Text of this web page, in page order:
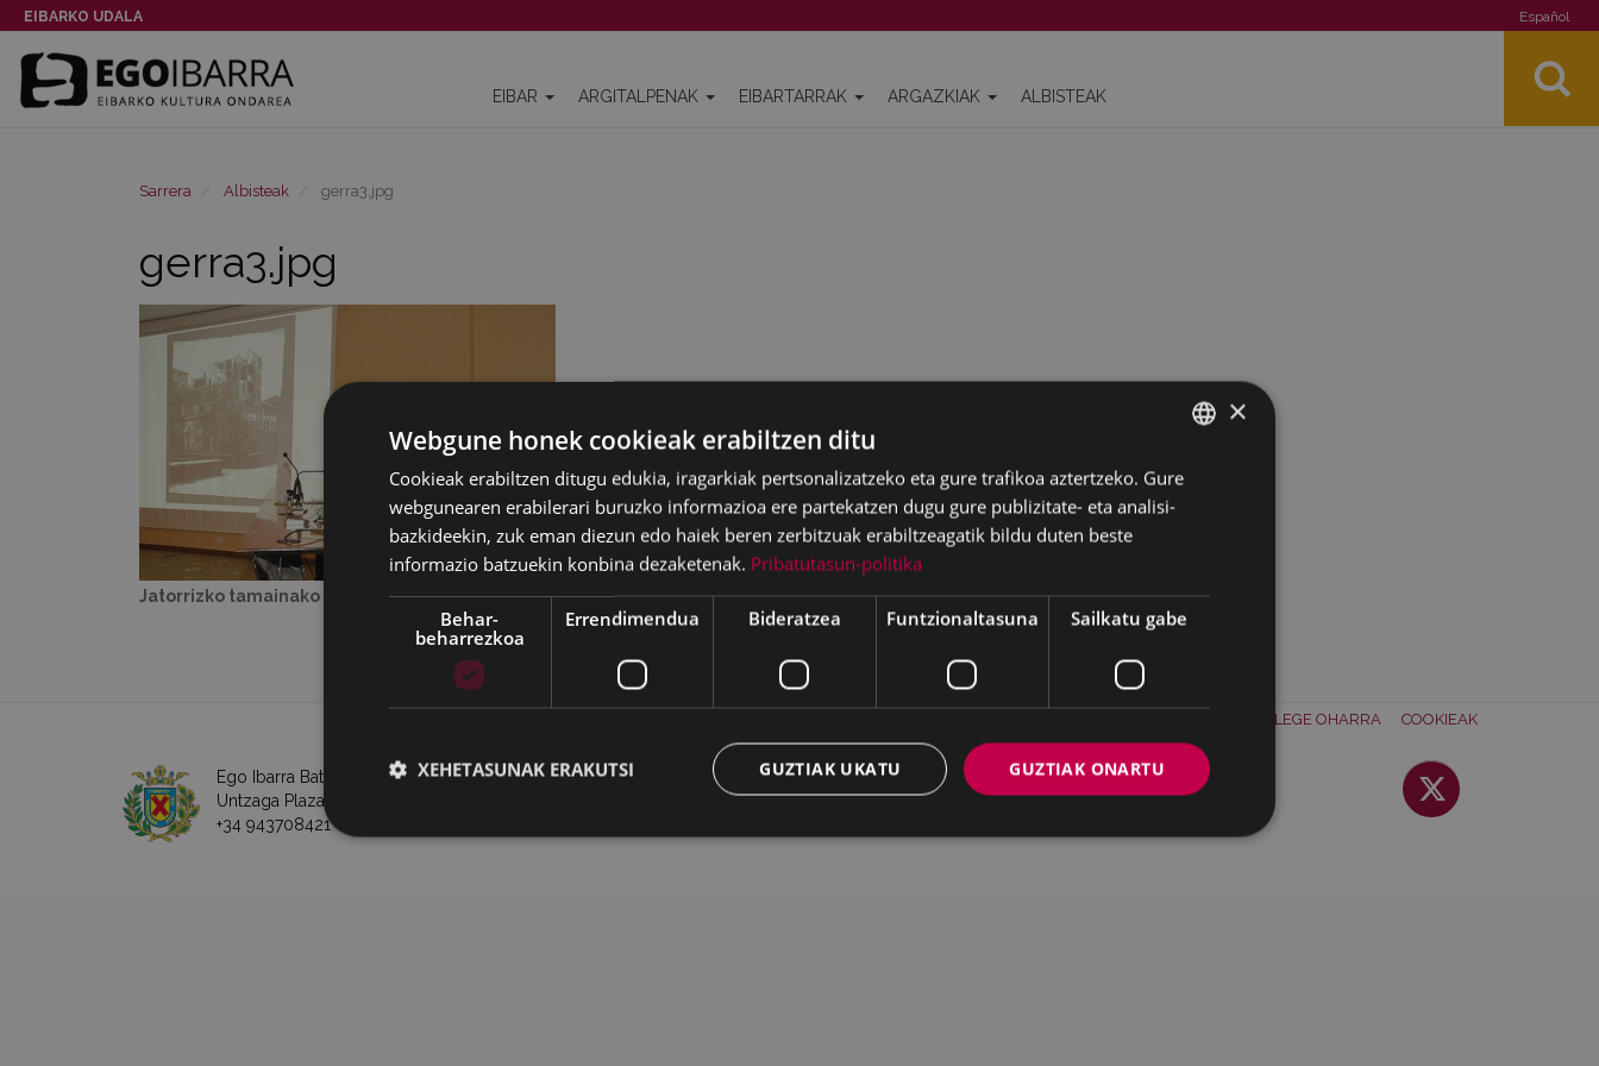
EIBARKO UDALA Español
EIBAR ARGITALPENAK EIBARTARRAK ARGAZKIAK ALBISTEAK
Sarrera Albisteak gerra3.jpg
gerra3.jpg
Jatorrizko tamainako irudia: 21 KB| Ikusi Deskargatu
LEGE OHARRA COOKIEAK
Ego Ibarra Batzordea - Eibarko Udala
Untzaga Plaza - 20600 Eibar
+34 943708421 -
BASQUE
SPANISH
×
Webgune honek cookieak erabiltzen ditu
Cookieak erabiltzen ditugu edukia, iragarkiak pertsonalizatzeko eta gure trafikoa aztertzeko. Gure
webgunearen erabilerari buruzko informazioa ere partekatzen dugu gure publizitate- eta analisi-
bazkideekin, zuk eman diezun edo haiek beren zerbitzuak erabiltzeagatik bildu duten beste
informazio batzuekin konbina dezaketenak. Pribatutasun-politika
Behar-
beharrezkoa
Errendimendua Bideratzea Funtzionaltasuna Sailkatu gabe
GUZTIAK ONARTU
GUZTIAK UKATU
XEHETASUNAK ERAKUTSI